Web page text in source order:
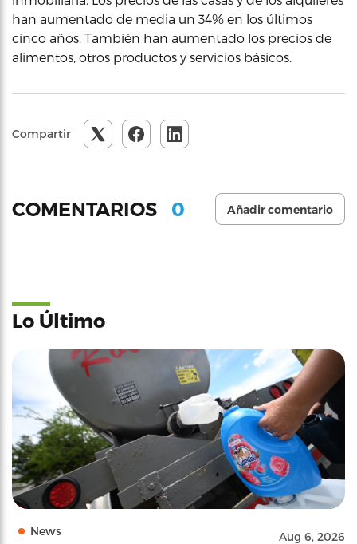
han aumentado de media un 34% en los últimos
cinco años. También han aumentado los precios de
alimentos, otros productos y servicios básicos.
Compartir
COMENTARIOS 0 Añadir comentario
Lo Último
News Aug 6, 2026